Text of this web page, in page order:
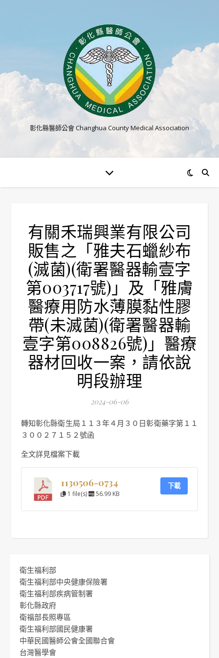
彰化縣醫師公會 Changhua County Medical Association
有關禾瑞興業有限公司
販售之「雅夫石蠟紗布
(滅菌)(衛署醫器輸壹字
第003717號)」及「雅膚
醫療用防水薄膜黏性膠
帶(未滅菌)(衛署醫器輸
壹字第008826號)」醫療
器材回收一案，請依說
明段辦理
2024-06-06
轉知彰化縣衛生局１１３年４月３０日彰衛藥字第１１
３００２７１５２號函
全文詳見檔案下載
1130506-0734
1 file(s) 56.99 KB
下載
衛生福利部
衛生福利部中央健康保險署
衛生福利部疾病管制署
彰化縣政府
衛福部長照專區
衛生福利部國民健康署
中華民國醫師公會全國聯合會
台灣醫學會